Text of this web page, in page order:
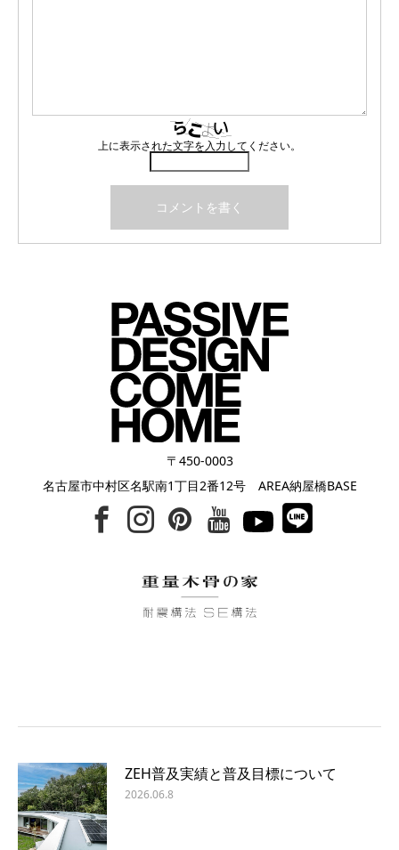
上に表示された文字を入力してください。
〒450-0003
名古屋市中村区名駅南1丁目2番12号 AREA納屋橋BASE
ZEH普及実績と普及目標について
2026.06.8